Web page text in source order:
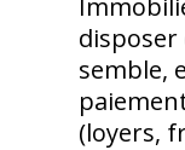
disposer
semble,
(loyers,